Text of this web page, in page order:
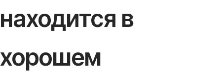
находится в
хорошем